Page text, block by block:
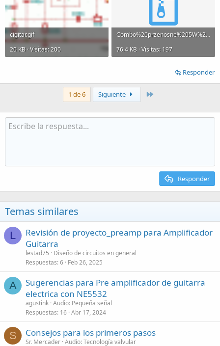
cigitar.gif
20 KB · Visitas: 200
Combo%20przenosne%205W%20TDA1905%20-%20ARZ6604.rar
76.4 KB · Visitas: 197
Responder
1 de 6 Siguiente
Responder
Temas similares
L
Revisión de proyecto_preamp para Amplificador
Guitarra
lestad75
Diseño de circuitos en general
Respuestas 6 Feb 26, 2025
A
Sugerencias para Pre amplificador de guitarra
electrica con NE5532
agustink Audio: Pequeña señal
Respuestas 16 Abr 17, 2024
S Consejos para los primeros pasos
Sr. Mercader Audio: Tecnología valvular